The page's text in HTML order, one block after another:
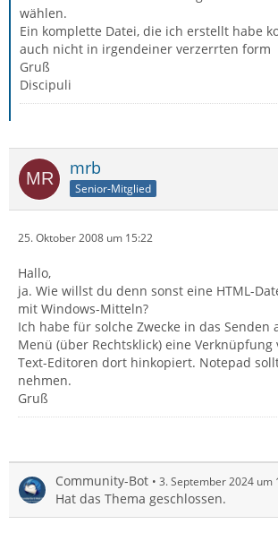
wählen.
Ein komplette Datei, die ich erstellt habe
auch nicht in irgendeiner verzerrten form
Gruß
Discipuli
mrb
Senior-Mitglied
25. Oktober 2008 um 15:22
Hallo,
ja. Wie willst du denn sonst eine HTML-
mit Windows-Mitteln?
Ich habe für solche Zwecke in das Senden
Menü (über Rechtsklick) eine
Text-Editoren dort hinkopiert. Notepad
nehmen.
Gruß
Community-Bot 3. September 2024 um
Hat das Thema geschlossen.